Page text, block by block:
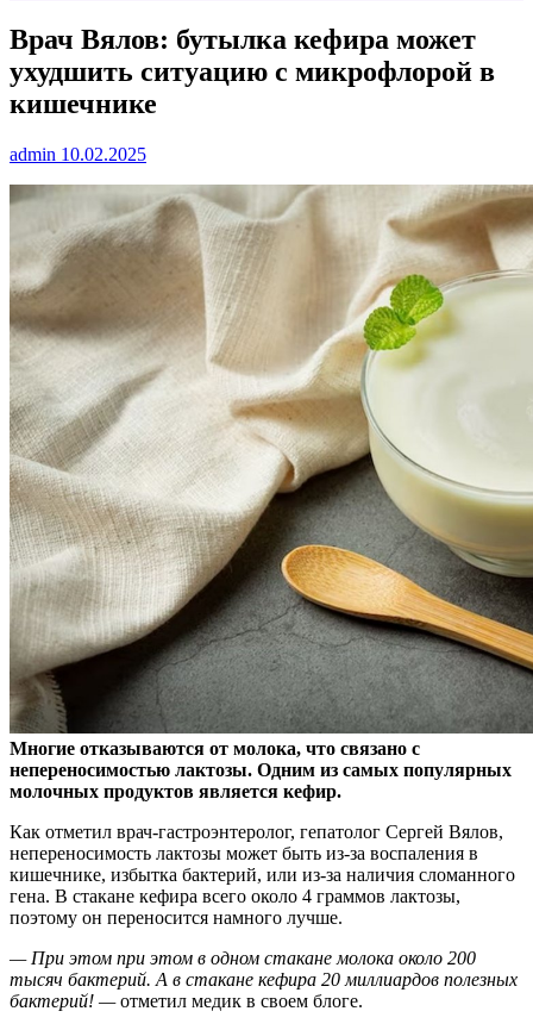
Врач Вялов: бутылка кефира может
ухудшить ситуацию с микрофлорой в
кишечнике
admin 10.02.2025
Многие отказываются от молока, что связано с
непереносимостью лактозы. Одним из самых популярных
молочных продуктов является кефир.
Как отметил врач-гастроэнтеролог, гепатолог Сергей Вялов,
непереносимость лактозы может быть из-за воспаления в
кишечнике, избытка бактерий, или из-за наличия сломанного
гена. В стакане кефира всего около 4 граммов лактозы,
поэтому он переносится намного лучше.
— При этом при этом в одном стакане молока около 200
тысяч бактерий. А в стакане кефира 20 миллиардов полезных
бактерий! —отметил медик в своем блоге.